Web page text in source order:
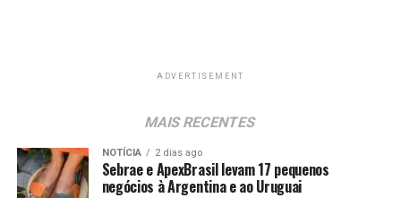
ADVERTISEMENT
MAIS RECENTES
NOTÍCIA 2 dias ago
Sebrae e ApexBrasil levam 17 pequenos
negócios à Argentina e ao Uruguai